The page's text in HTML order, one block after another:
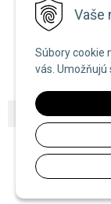
Vaše
Súbory cookie
vás.